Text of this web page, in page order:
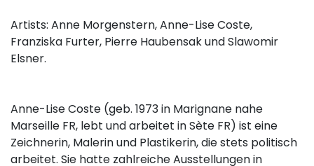
Artists: Anne Morgenstern, Anne-Lise Coste,
Franziska Furter, Pierre Haubensak und Slawomir
Elsner.
Anne-Lise Coste (geb. 1973 in Marignane nahe
Marseille FR, lebt und arbeitet in Sète FR) ist eine
Zeichnerin, Malerin und Plastikerin, die stets politisch
arbeitet. Sie hatte zahlreiche Ausstellungen in